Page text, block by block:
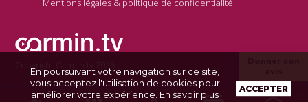
Mentions légales & politique de confidentialité
Copyright Carmin.tv 2026
En poursuivant votre navigation sur ce site,
vous acceptez l'utilisation de cookies pour
améliorer votre expérience. En savoir plus
ACCEPTER